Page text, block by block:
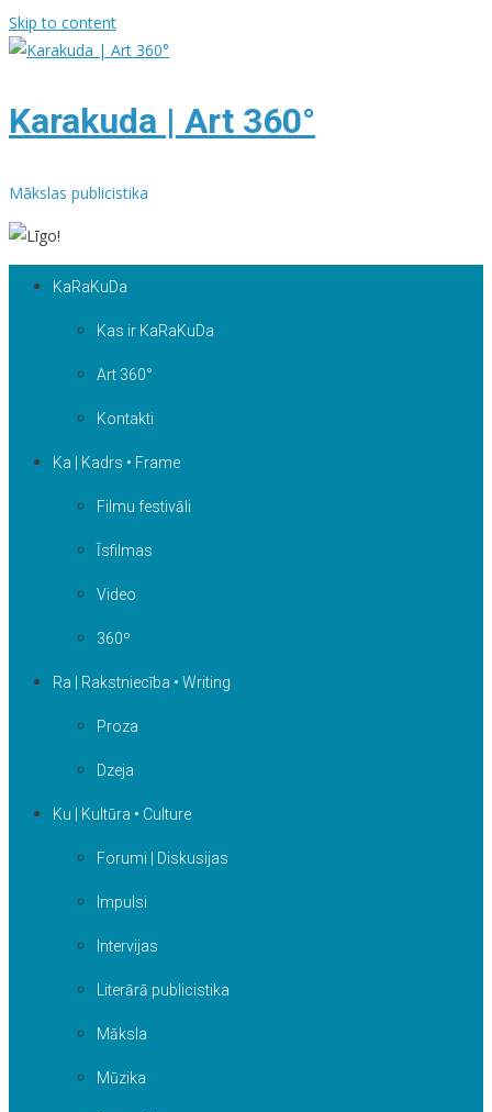
Skip to content
Karakuda | Art 360°
Mākslas publicistika
KaRaKuDa
Kas ir KaRaKuDa
Art 360°
Kontakti
Ka | Kadrs • Frame
Filmu festivāli
Īsfilmas
Video
360º
Ra | Rakstniecība • Writing
Proza
Dzeja
Ku | Kultūra • Culture
Forumi | Diskusijas
Impulsi
Intervijas
Literārā publicistika
Māksla
Mūzika